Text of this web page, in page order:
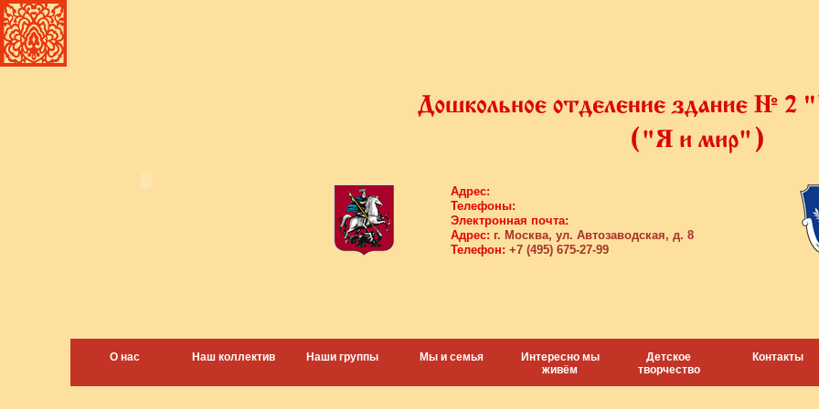
Адрес:
Телефоны:
Электронная почта:
Адрес: г. Москва, ул. Автозаводская, д. 8
Телефон: +7 (495) 675-27-99
О нас Наш коллектив Наши группы Мы и семья
Интересно мы
живём
Детское
творчество
Контакты